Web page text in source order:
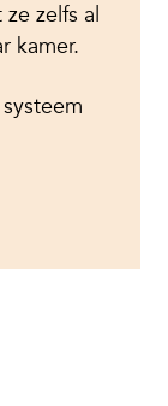
zelfs al
kamer.